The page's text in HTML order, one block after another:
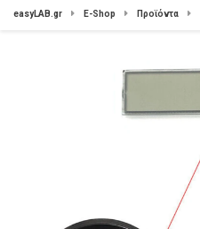
easyLAB.gr E-Shop Προϊόντα